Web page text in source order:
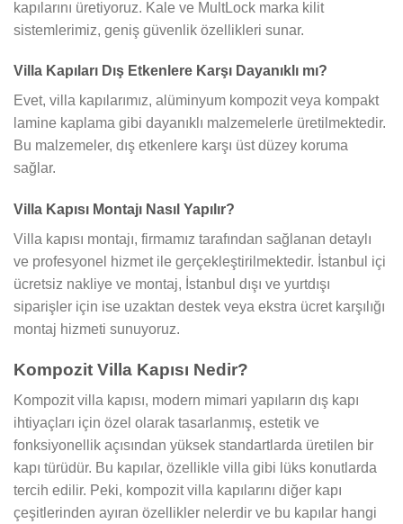
kapılarını üretiyoruz. Kale ve MultLock marka kilit
sistemlerimiz, geniş güvenlik özellikleri sunar.
Villa Kapıları Dış Etkenlere Karşı Dayanıklı mı?
Evet, villa kapılarımız, alüminyum kompozit veya kompakt
lamine kaplama gibi dayanıklı malzemelerle üretilmektedir.
Bu malzemeler, dış etkenlere karşı üst düzey koruma
sağlar.
Villa Kapısı Montajı Nasıl Yapılır?
Villa kapısı montajı, firmamız tarafından sağlanan detaylı
ve profesyonel hizmet ile gerçekleştirilmektedir. İstanbul içi
ücretsiz nakliye ve montaj, İstanbul dışı ve yurtdışı
siparişler için ise uzaktan destek veya ekstra ücret karşılığı
montaj hizmeti sunuyoruz.
Kompozit Villa Kapısı Nedir?
Kompozit villa kapısı, modern mimari yapıların dış kapı
ihtiyaçları için özel olarak tasarlanmış, estetik ve
fonksiyonellik açısından yüksek standartlarda üretilen bir
kapı türüdür. Bu kapılar, özellikle villa gibi lüks konutlarda
tercih edilir. Peki, kompozit villa kapılarını diğer kapı
çeşitlerinden ayıran özellikler nelerdir ve bu kapılar hangi